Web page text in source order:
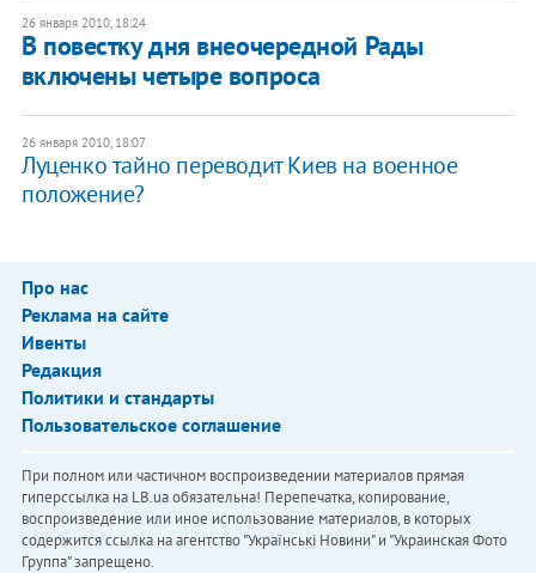
26 января 2010, 18:24
В повестку дня внеочередной Рады
включены четыре вопроса
26 января 2010, 18:07
Луценко тайно переводит Киев на военное
положение?
Про нас
Реклама на сайте
Ивенты
Редакция
Политики и стандарты
Пользовательское соглашение
При полном или частичном воспроизведении материалов прямая
гиперссылка на LB.ua обязательна! Перепечатка, копирование,
воспроизведение или иное использование материалов, в которых
содержится ссылка на агентство "Українськi Новини" и "Украинская Фото
Группа" запрещено.